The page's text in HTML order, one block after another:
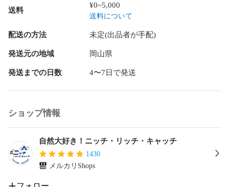
●慣性式チェンブレーキ
レーキを採用。また、作動後のブレーキ解除も容易にできま
■仕様
【寸法】長さ386×幅233×高さ271mm
【本体乾燥質量】3.7kg
みません
【排気量】34.4cm3
【バーサイズ(呼び寸法)】35cm
【バー形状】インテンズバー
【チェーンタイプ】91PX
【コマ数(バーの長さ)】53E(35cm)
【スパークプラグ】BPMR8Y
送料
¥0~5,000
送料について
配送の方法 未定(出品者が手配)
発送元の地域 岡山県
発送までの日数 4〜7日で発送
ショップ情報
自然大好き！ニッチ・リッチ・キャッチ
1430
メルカリShops